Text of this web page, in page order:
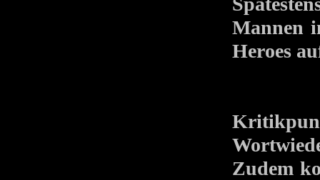
Mannen
Heroes
Zudem